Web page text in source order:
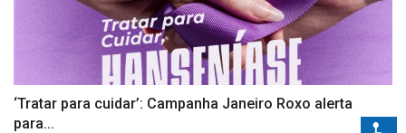
‘Tratar para cuidar’: Campanha Janeiro Roxo alerta
para...